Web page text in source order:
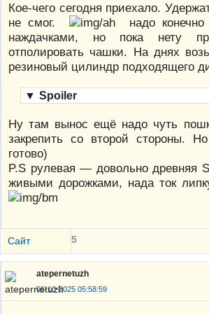
Кое-чего сегодня приехало.
не смог.
надо конечно
наждачками, но пока нету
отполировать чашки. На днях
резиновый цилиндр подходящего
▼ Spoiler
Ну там вынос ещё надо чуть
закрепить со второй стороны.
готово)
P.S рулевая — довольно древняя
живыми дорожками, нада ток
Сайт 5
atepernetuzh
06-10-2025 05:58:59